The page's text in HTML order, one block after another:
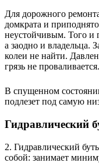
Для дорожного
домкрата и
неустойчивым. Того и
а заодно и владельца.
колеи не найти.
грязь не проваливается.
В спущенном
подлезет под самую
Гидравлический
2. Гидравлический
собой: занимает